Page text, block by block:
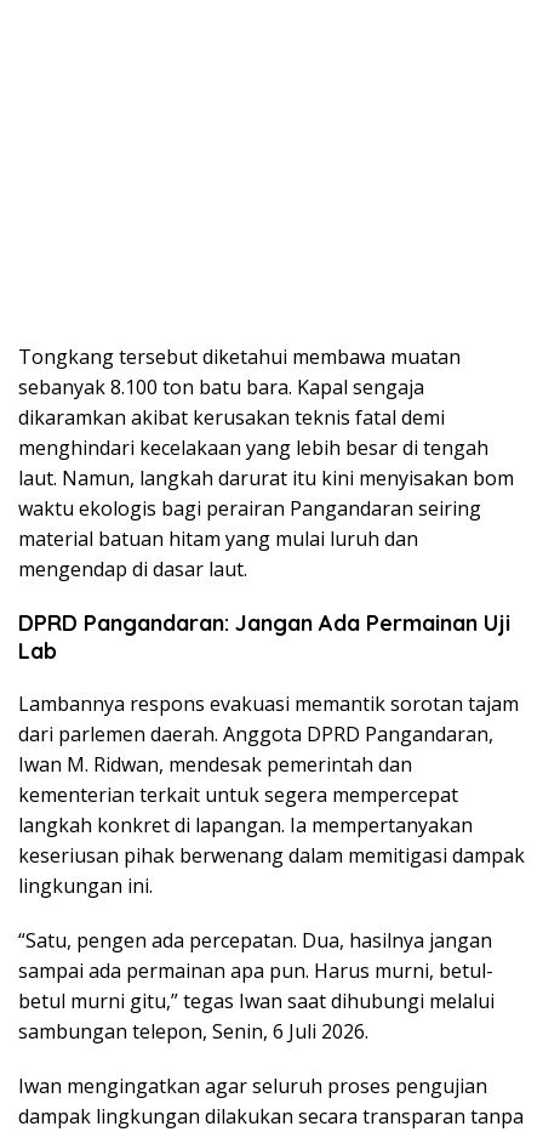
Tongkang tersebut diketahui membawa muatan
sebanyak 8.100 ton batu bara. Kapal sengaja
dikaramkan akibat kerusakan teknis fatal demi
menghindari kecelakaan yang lebih besar di tengah
laut. Namun, langkah darurat itu kini menyisakan bom
waktu ekologis bagi perairan Pangandaran seiring
material batuan hitam yang mulai luruh dan
mengendap di dasar laut.
DPRD Pangandaran: Jangan Ada Permainan Uji
Lab
Lambannya respons evakuasi memantik sorotan tajam
dari parlemen daerah. Anggota DPRD Pangandaran,
Iwan M. Ridwan, mendesak pemerintah dan
kementerian terkait untuk segera mempercepat
langkah konkret di lapangan. Ia mempertanyakan
keseriusan pihak berwenang dalam memitigasi dampak
lingkungan ini.
“Satu, pengen ada percepatan. Dua, hasilnya jangan
sampai ada permainan apa pun. Harus murni, betul-
betul murni gitu,” tegas Iwan saat dihubungi melalui
sambungan telepon, Senin, 6 Juli 2026.
Iwan mengingatkan agar seluruh proses pengujian
dampak lingkungan dilakukan secara transparan tanpa